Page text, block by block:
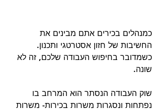
כמנהלים בכירים אתם מבינים את
החשיבות של חזון אסטרטגי ותכנון.
כשמדובר בחיפוש העבודה שלכם, זה לא
שונה.
שוק העבודה הנסתר הוא המרחב בו
נפתחות ונסגרות משרות בכירות- משרות